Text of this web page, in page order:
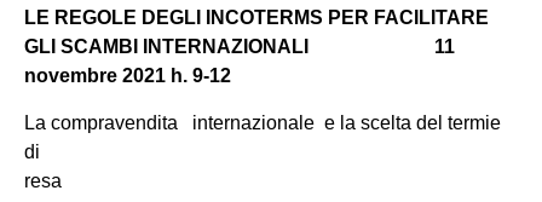
LE REGOLE DEGLI INCOTERMS PER FACILITARE
GLI SCAMBI INTERNAZIONALI 11
novembre 2021 h. 9-12
La compravendita internazionale e la scelta del termie
di